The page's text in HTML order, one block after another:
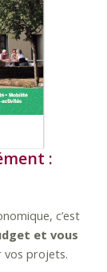
:
c’est
et vous
vos projets.